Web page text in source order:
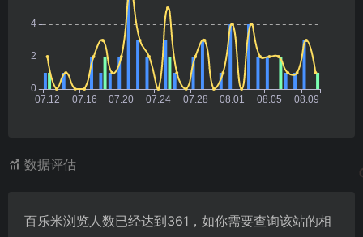
数据评估
百乐米浏览人数已经达到361，如你需要查询该站的相